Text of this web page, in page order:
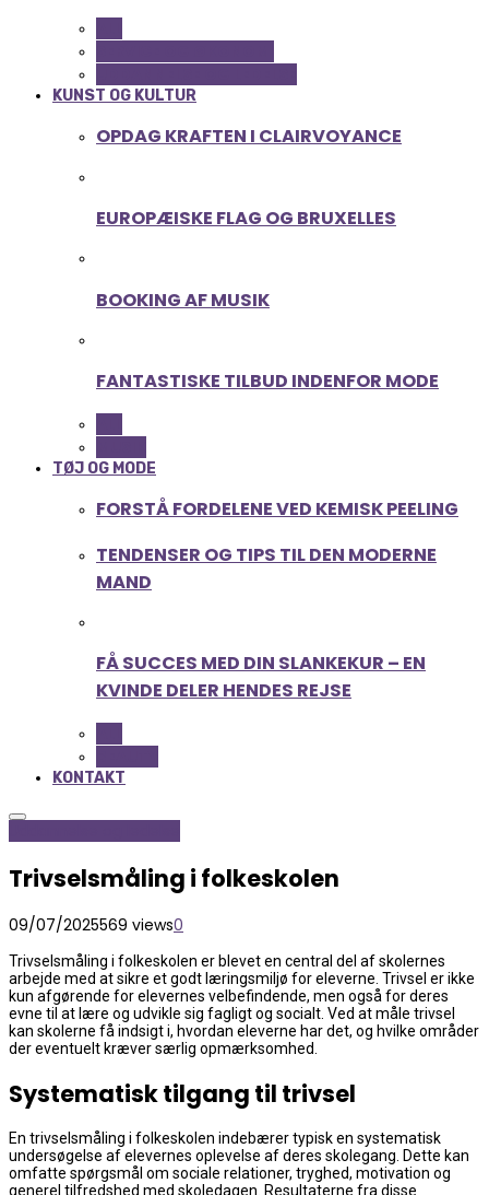
KUNST OG KULTUR
OPDAG KRAFTEN I CLAIRVOYANCE
EUROPÆISKE FLAG OG BRUXELLES
BOOKING AF MUSIK
FANTASTISKE TILBUD INDENFOR MODE
TØJ OG MODE
FORSTÅ FORDELENE VED KEMISK PEELING
TENDENSER OG TIPS TIL DEN MODERNE
MAND
FÅ SUCCES MED DIN SLANKEKUR – EN
KVINDE DELER HENDES REJSE
KONTAKT
Trivselsmåling i folkeskolen
09/07/2025569 views0
Trivselsmåling i folkeskolen er blevet en central del af skolernes
arbejde med at sikre et godt læringsmiljø for eleverne. Trivsel er ikke
kun afgørende for elevernes velbefindende, men også for deres
evne til at lære og udvikle sig fagligt og socialt. Ved at måle trivsel
kan skolerne få indsigt i, hvordan eleverne har det, og hvilke områder
der eventuelt kræver særlig opmærksomhed.
Systematisk tilgang til trivsel
En trivselsmåling i folkeskolen indebærer typisk en systematisk
undersøgelse af elevernes oplevelse af deres skolegang. Dette kan
omfatte spørgsmål om sociale relationer, tryghed, motivation og
generel tilfredshed med skoledagen. Resultaterne fra disse